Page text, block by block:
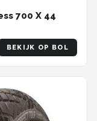
700 X 44
BEKIJK OP BOL